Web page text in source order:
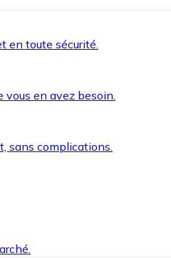
en toute sécurité.
vous en avez besoin.
sans complications.